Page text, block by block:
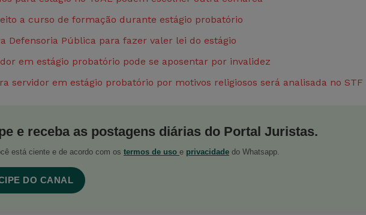
a curso de formação durante estágio probatório
Defensoria Pública para fazer valer lei do estágio
em estágio probatório pode se aposentar por invalidez
servidor em estágio probatório por motivos religiosos será analisada no STF
e receba as postagens diárias do Portal Juristas.
está ciente e de acordo com os termos de uso e privacidade do Whatsapp.
DO CANAL